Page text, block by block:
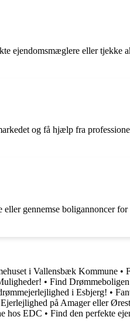
ejendomsmæglere eller tjekke
og få hjælp fra
gennemse boligannoncer
i Vallensbæk Kommune •
• Find
i Esbjerg! •
på Amager eller
hos EDC • Find den perfekte